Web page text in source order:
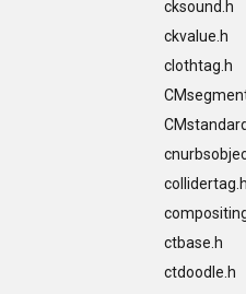
cksound.h
ckvalue.h
clothtag.h
collidertag.h
ctbase.h
ctdoodle.h